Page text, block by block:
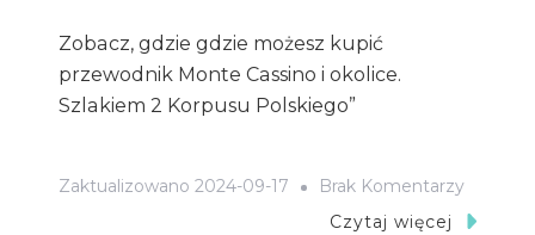
Zobacz, gdzie gdzie możesz kupić
przewodnik Monte Cassino i okolice.
Szlakiem 2 Korpusu Polskiego”
Zaktualizowano 2024-09-17 Brak KomentarzyDo
Odkryj
Czytaj więcej